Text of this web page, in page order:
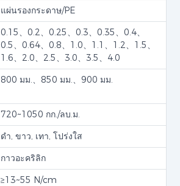
แผ่นรองกระดาษ/PE
0.15、0.2、0.25、0.3、0.35、0.4、
0.5、0.64、0.8、1.0、1.1、1.2、1.5、
1.6、2.0、2.5、3.0、3.5、4.0
800 มม.、850 มม.、900 มม.
720~1050 กก./ลบ.ม.
ดำ, ขาว, เทา, โปร่งใส
กาวอะคริลิก
≥13~55 N/cm